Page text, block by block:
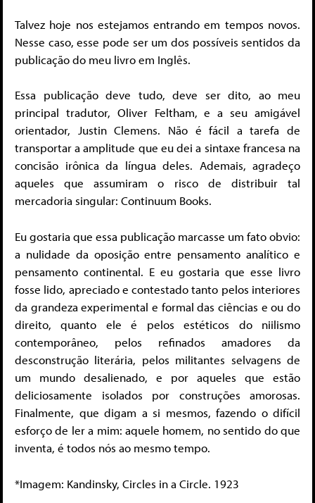
Talvez hoje nos estejamos entrando em tempos novos.
Nesse caso, esse pode ser um dos possíveis sentidos da
publicação do meu livro em Inglês.
Essa publicação deve tudo, deve ser dito, ao meu
principal tradutor, Oliver Feltham, e a seu amigável
orientador, Justin Clemens. Não é fácil a tarefa de
transportar a amplitude que eu dei a sintaxe francesa na
concisão irônica da língua deles. Ademais, agradeço
aqueles que assumiram o risco de distribuir tal
mercadoria singular: Continuum Books.
Eu gostaria que essa publicação marcasse um fato obvio:
a nulidade da oposição entre pensamento analítico e
pensamento continental. E eu gostaria que esse livro
fosse lido, apreciado e contestado tanto pelos interiores
da grandeza experimental e formal das ciências e ou do
direito, quanto ele é pelos estéticos do niilismo
contemporâneo, pelos refinados amadores da
desconstrução literária, pelos militantes selvagens de
um mundo desalienado, e por aqueles que estão
deliciosamente isolados por construções amorosas.
Finalmente, que digam a si mesmos, fazendo o difícil
esforço de ler a mim: aquele homem, no sentido do que
inventa, é todos nós ao mesmo tempo.
*Imagem: Kandinsky, Circles in a Circle. 1923